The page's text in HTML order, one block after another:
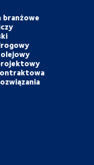
branżowe